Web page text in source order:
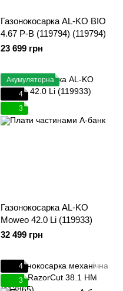
Газонокосарка AL-KO BIO
4.67 P-B (119794) (119794)
23 699 грн
Акумуляторна
4
3
Газонокосарка AL-KO
Moweo 42.0 Li (119933)
32 499 грн
4
3